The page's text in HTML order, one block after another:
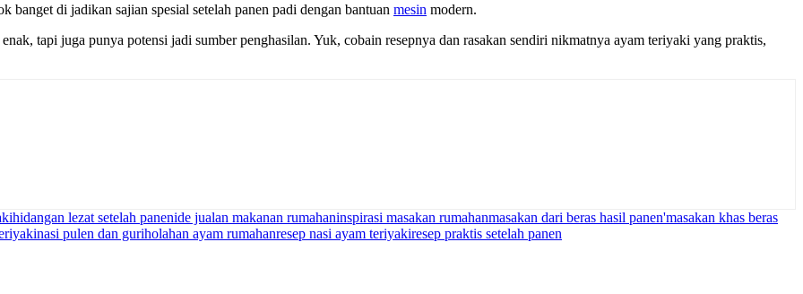
di jadikan sajian spesial setelah panen padi dengan bantuan mesin modern.
tapi juga punya potensi jadi sumber penghasilan. Yuk, cobain resepnya dan rasakan sendiri nikmatnya ayam teriyaki yang praktis,
hidangan lezat setelah panenide jualan makanan rumahaninspirasi masakan rumahanmasakan dari beras hasil panen'masakan khas beras
nasi pulen dan guriholahan ayam rumahanresep nasi ayam teriyakiresep praktis setelah panen